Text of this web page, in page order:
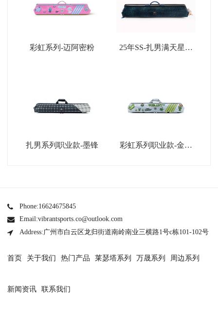
彩虹系列-迈阿密粉
25年SS-扎男满天星限
扎男系列职业款-墨锋
彩虹系列职业款-金属
Phone:16624675845
Email:vibrantsports.co@outlook.com
Address:广州市白云区龙归街道南岭南业三横路1号c栋101-102号
首页 关于我们 热门产品 莱瑟塔系列 万晟系列 周边系列
新闻资讯 联系我们